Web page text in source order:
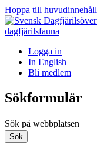
Hoppa till huvudinnehåll
Logga in
In English
Bli medlem
Sökformulär
Sök på webbplatsen